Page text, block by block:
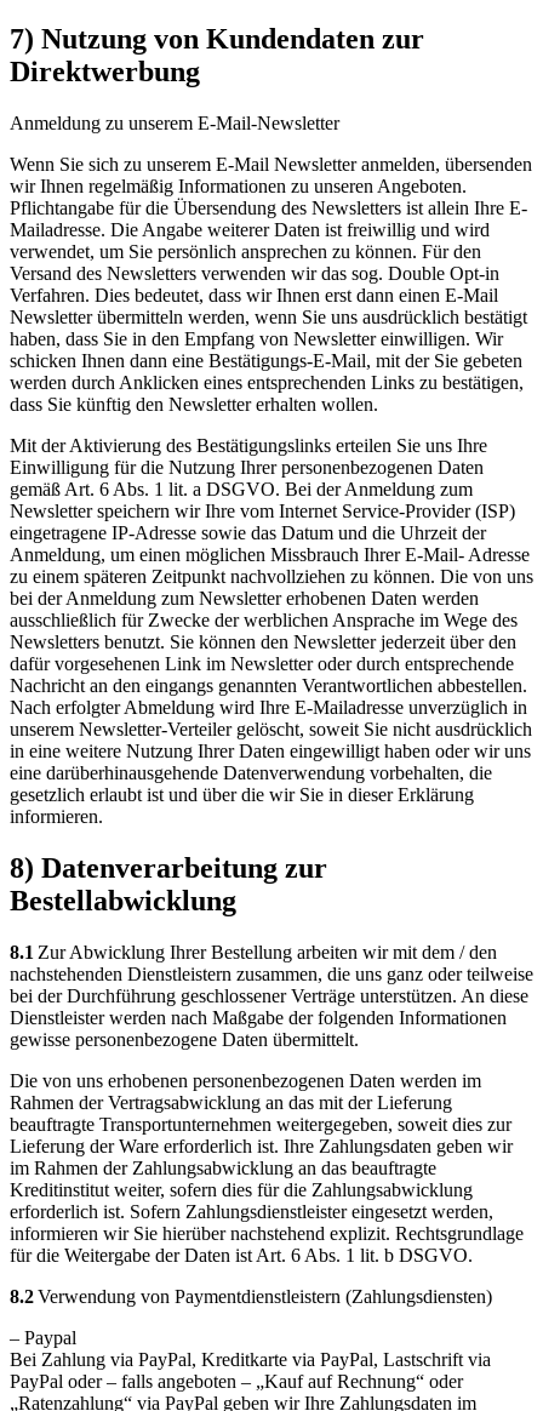
7) Nutzung von Kundendaten zur
Direktwerbung
Anmeldung zu unserem E-Mail-Newsletter
Wenn Sie sich zu unserem E-Mail Newsletter anmelden, übersenden
wir Ihnen regelmäßig Informationen zu unseren Angeboten.
Pflichtangabe für die Übersendung des Newsletters ist allein Ihre E-
Mailadresse. Die Angabe weiterer Daten ist freiwillig und wird
verwendet, um Sie persönlich ansprechen zu können. Für den
Versand des Newsletters verwenden wir das sog. Double Opt-in
Verfahren. Dies bedeutet, dass wir Ihnen erst dann einen E-Mail
Newsletter übermitteln werden, wenn Sie uns ausdrücklich bestätigt
haben, dass Sie in den Empfang von Newsletter einwilligen. Wir
schicken Ihnen dann eine Bestätigungs-E-Mail, mit der Sie gebeten
werden durch Anklicken eines entsprechenden Links zu bestätigen,
dass Sie künftig den Newsletter erhalten wollen.
Mit der Aktivierung des Bestätigungslinks erteilen Sie uns Ihre
Einwilligung für die Nutzung Ihrer personenbezogenen Daten
gemäß Art. 6 Abs. 1 lit. a DSGVO. Bei der Anmeldung zum
Newsletter speichern wir Ihre vom Internet Service-Provider (ISP)
eingetragene IP-Adresse sowie das Datum und die Uhrzeit der
Anmeldung, um einen möglichen Missbrauch Ihrer E-Mail- Adresse
zu einem späteren Zeitpunkt nachvollziehen zu können. Die von uns
bei der Anmeldung zum Newsletter erhobenen Daten werden
ausschließlich für Zwecke der werblichen Ansprache im Wege des
Newsletters benutzt. Sie können den Newsletter jederzeit über den
dafür vorgesehenen Link im Newsletter oder durch entsprechende
Nachricht an den eingangs genannten Verantwortlichen abbestellen.
Nach erfolgter Abmeldung wird Ihre E-Mailadresse unverzüglich in
unserem Newsletter-Verteiler gelöscht, soweit Sie nicht ausdrücklich
in eine weitere Nutzung Ihrer Daten eingewilligt haben oder wir uns
eine darüberhinausgehende Datenverwendung vorbehalten, die
gesetzlich erlaubt ist und über die wir Sie in dieser Erklärung
informieren.
8) Datenverarbeitung zur
Bestellabwicklung
8.1 Zur Abwicklung Ihrer Bestellung arbeiten wir mit dem / den
nachstehenden Dienstleistern zusammen, die uns ganz oder teilweise
bei der Durchführung geschlossener Verträge unterstützen. An diese
Dienstleister werden nach Maßgabe der folgenden Informationen
gewisse personenbezogene Daten übermittelt.
Die von uns erhobenen personenbezogenen Daten werden im
Rahmen der Vertragsabwicklung an das mit der Lieferung
beauftragte Transportunternehmen weitergegeben, soweit dies zur
Lieferung der Ware erforderlich ist. Ihre Zahlungsdaten geben wir
im Rahmen der Zahlungsabwicklung an das beauftragte
Kreditinstitut weiter, sofern dies für die Zahlungsabwicklung
erforderlich ist. Sofern Zahlungsdienstleister eingesetzt werden,
informieren wir Sie hierüber nachstehend explizit. Rechtsgrundlage
für die Weitergabe der Daten ist Art. 6 Abs. 1 lit. b DSGVO.
8.2Verwendung von Paymentdienstleistern (Zahlungsdiensten)
– Paypal
Bei Zahlung via PayPal, Kreditkarte via PayPal, Lastschrift via
PayPal oder – falls angeboten – „Kauf auf Rechnung“ oder
„Ratenzahlung“ via PayPal geben wir Ihre Zahlungsdaten im